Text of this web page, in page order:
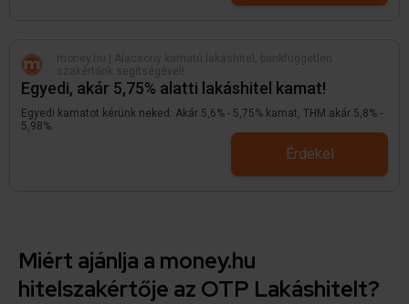
Egyedi, akár 5,75% alatti lakáshitel kamat!
Egyedi kamatot kérünk neked: Akár 5,6% - 5,75% kamat, THM akár 5,8% -
5,98%.
Érdekel
Miért ajánlja a money.hu
hitelszakértője az OTP Lakáshitelt?